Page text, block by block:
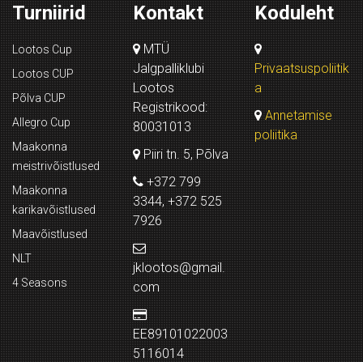
Turniirid
Lootos Cup
Lootos CUP
Põlva CUP
Allegro Cup
Maakonna
meistrivõistlused
Maakonna
karikavõistlused
Maavõistlused
NLT
4 Seasons
Kontakt
MTÜ
Jalgpalliklubi
Lootos
Registrikood:
80031013
Piiri tn. 5, Põlva
+372 799
3344, +372 525
7926
jklootos@gmail.
com
EE89101022003
5116014
Koduleht
Privaatsuspoliitik
a
Annetamise
poliitika